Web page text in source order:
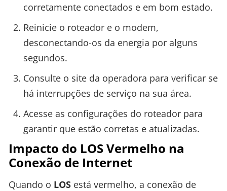
corretamente conectados e em bom estado.
Reinicie o roteador e o modem,
desconectando-os da energia por alguns
segundos.
Consulte o site da operadora para verificar se
há interrupções de serviço na sua área.
Acesse as configurações do roteador para
garantir que estão corretas e atualizadas.
Impacto do LOS Vermelho na
Conexão de Internet
Quando o LOS está vermelho, a conexão de